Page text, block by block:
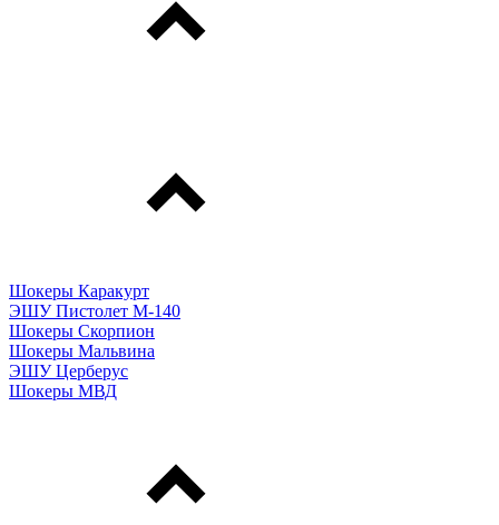
Шокеры Каракурт
ЭШУ Пистолет М-140
Шокеры Скорпион
Шокеры Мальвина
ЭШУ Церберус
Шокеры МВД